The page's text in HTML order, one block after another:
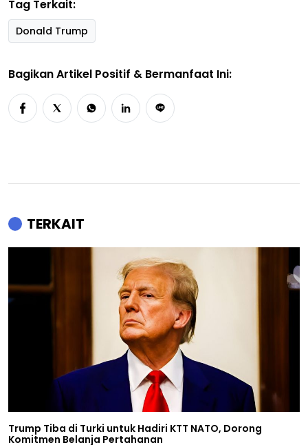
Tag Terkait:
Donald Trump
Bagikan Artikel Positif & Bermanfaat Ini:
TERKAIT
Trump Tiba di Turki untuk Hadiri KTT NATO, Dorong
Komitmen Belanja Pertahanan